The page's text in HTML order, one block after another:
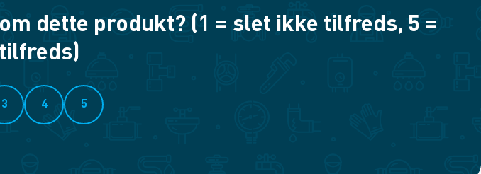
dette produkt? (1 = slet ikke tilfreds, 5 =
3 4 5